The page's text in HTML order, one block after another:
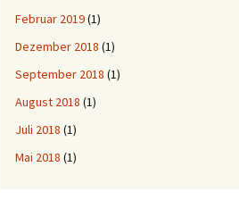
Februar 2019(1)
Dezember 2018 (1)
September 2018 (1)
August 2018 (1)
Juli 2018 (1)
Mai 2018 (1)